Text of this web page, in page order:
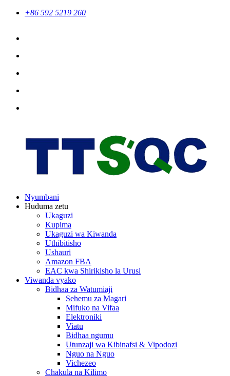
+86 592 5219 260
Nyumbani
Huduma zetu
Ukaguzi
Kupima
Ukaguzi wa Kiwanda
Uthibitisho
Ushauri
Amazon FBA
EAC kwa Shirikisho la Urusi
Viwanda vyako
Bidhaa za Watumiaji
Sehemu za Magari
Mifuko na Vifaa
Elektroniki
Viatu
Bidhaa ngumu
Utunzaji wa Kibinafsi & Vipodozi
Nguo na Nguo
Vichezeo
Chakula na Kilimo